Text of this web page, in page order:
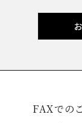
FAXでの